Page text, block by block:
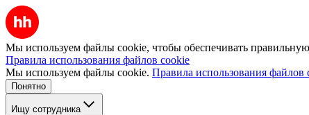
Мы используем файлы cookie, чтобы обеспечивать
Правила использования файлов cookie
Мы используем файлы cookie. Правила использования файлов
Понятно
Ищу сотрудника